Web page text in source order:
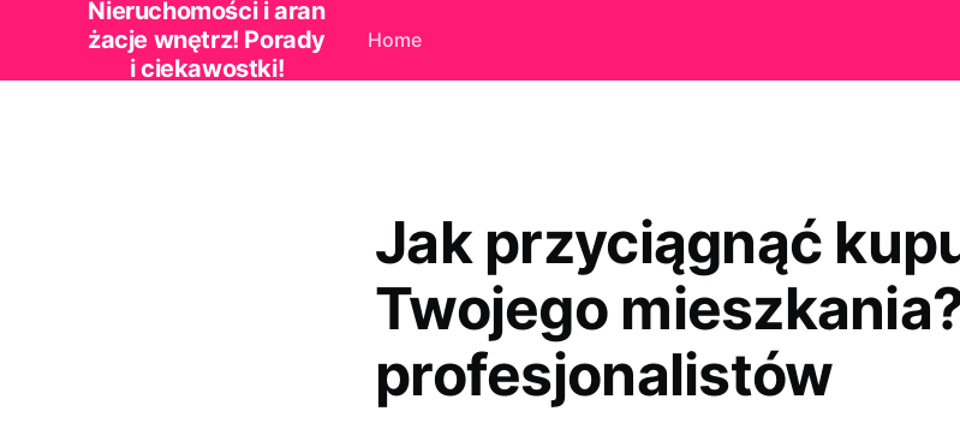
Nieruchomości i aran
żacje wnętrz! Porady
i ciekawostki!
Home
Jak przyciągnąć
Twojego
profesjonalistów